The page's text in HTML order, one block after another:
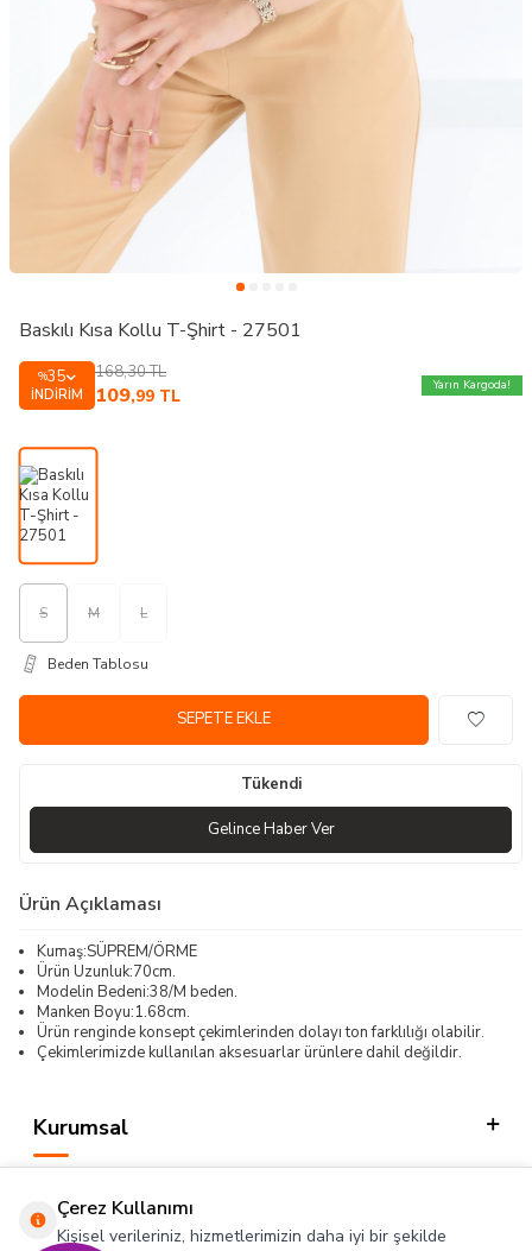
Baskılı Kısa Kollu T-Şhirt - 27501
%35
İNDIRIM
168,30TL
109,99 TL
Yarın Kargoda!
S M L
Beden Tablosu
SEPETE EKLE
Tükendi
Gelince Haber Ver
Ürün Açıklaması
Kumaş:SÜPREM/ÖRME
Ürün Uzunluk:70cm.
Modelin Bedeni:38/M beden.
Manken Boyu:1.68cm.
Ürün renginde konsept çekimlerinden dolayı ton farklılığı olabilir.
Çekimlerimizde kullanılan aksesuarlar ürünlere dahil değildir.
Kurumsal
Hızlı Erişim
Çerez Kullanımı
Kişisel verileriniz, hizmetlerimizin daha iyi bir şekilde